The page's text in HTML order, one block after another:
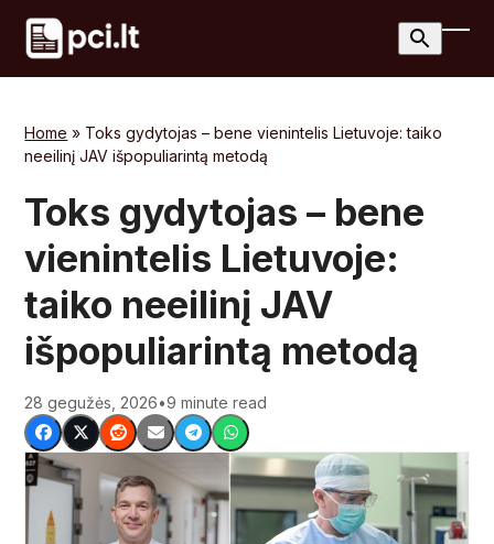
Skip
content
Home » Toks gydytojas – bene vienintelis Lietuvoje: taiko
neeilinį JAV išpopuliarintą metodą
Toks gydytojas – bene
vienintelis Lietuvoje:
taiko neeilinį JAV
išpopuliarintą metodą
28 gegužės, 2026•9 minute read